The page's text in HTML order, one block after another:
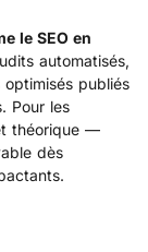
le SEO en
automatisés,
publiés
Pour les
théorique —
dès